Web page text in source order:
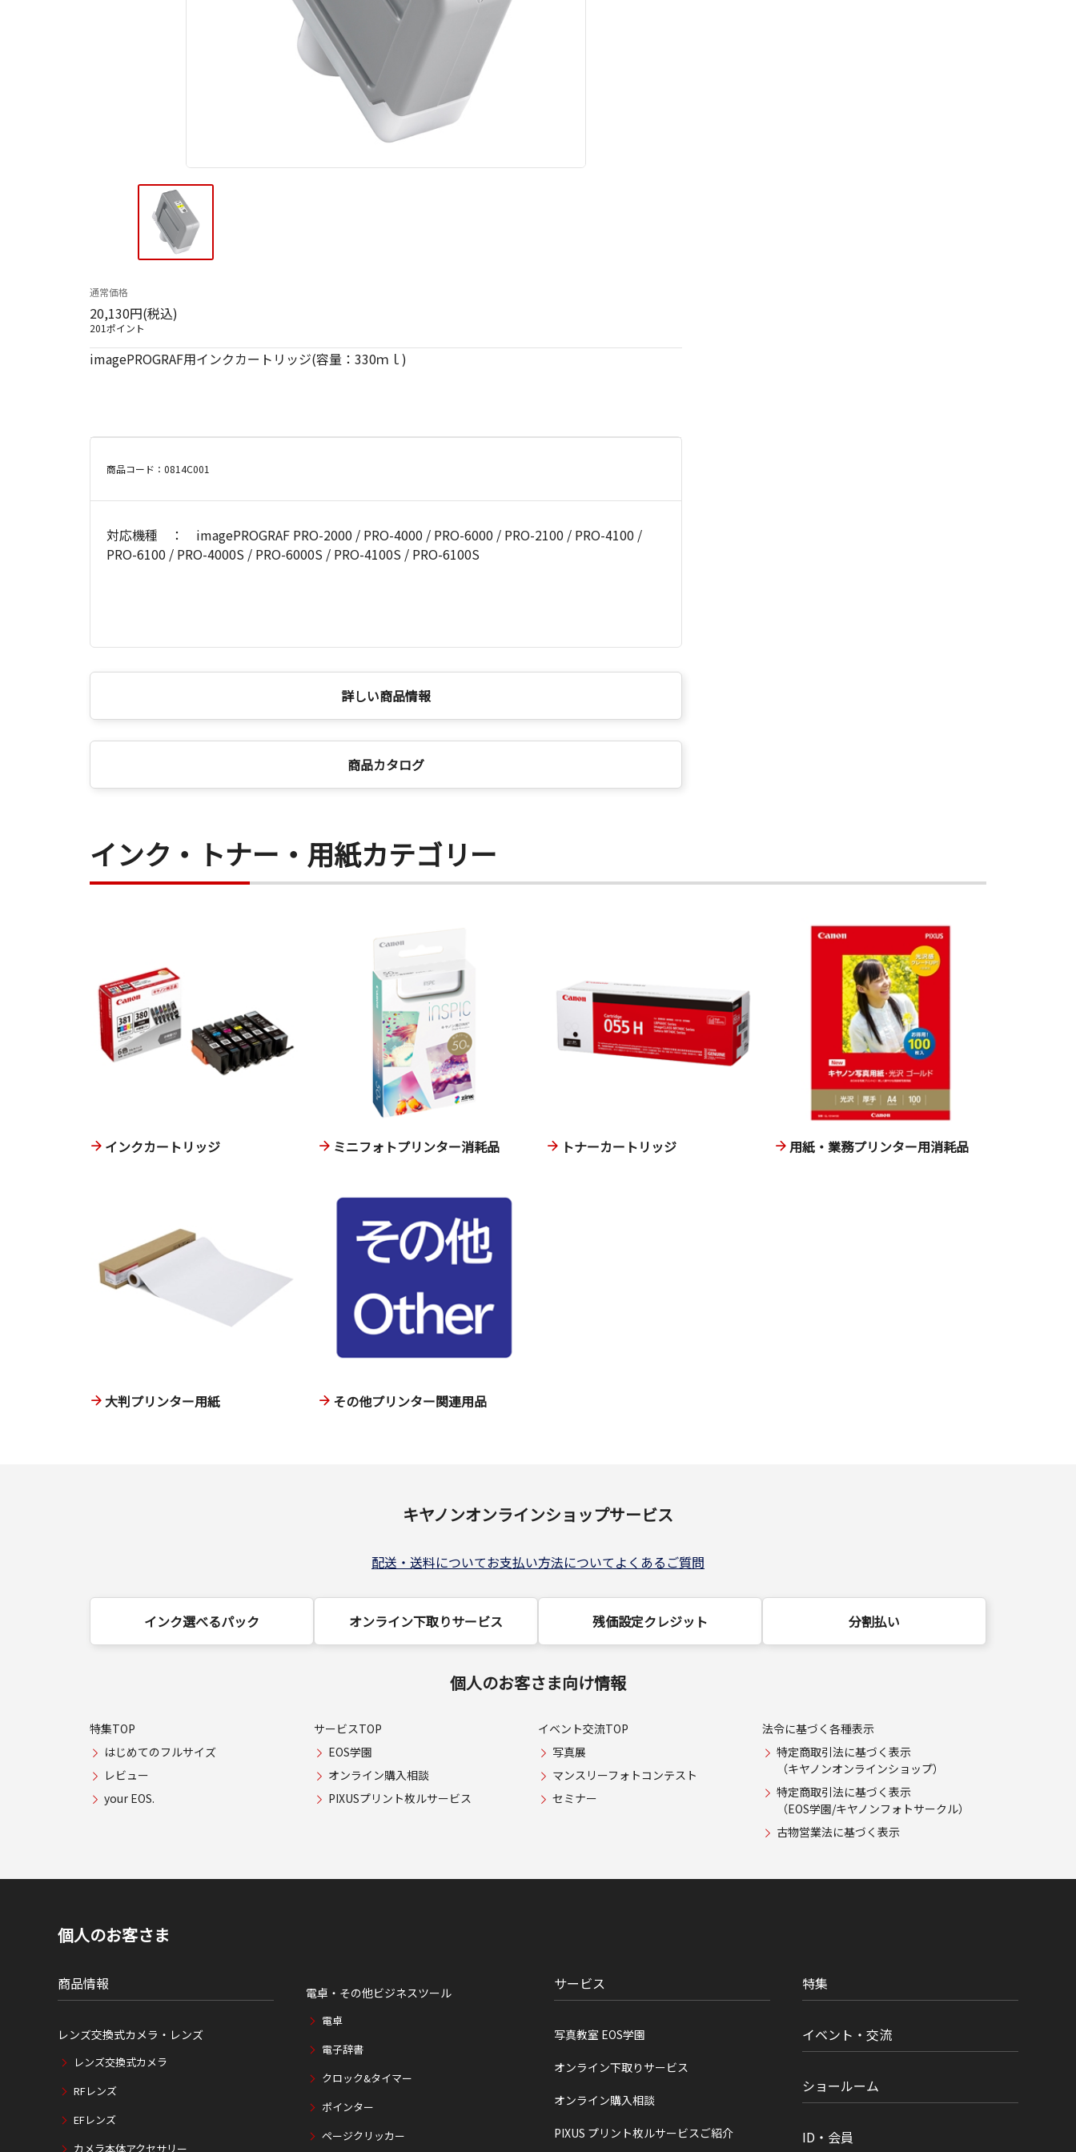
通常価格
20,130円(税込)
201ポイント
imagePROGRAF用インクカートリッジ(容量：330ｍｌ)
商品コード：0814C001
対応機種 ： imagePROGRAF PRO-2000 / PRO-4000 / PRO-6000 / PRO-2100 / PRO-4100 /
PRO-6100 / PRO-4000S / PRO-6000S / PRO-4100S / PRO-6100S
詳しい商品情報
商品カタログ
インク・トナー・用紙カテゴリー
インクカートリッジ ミニフォトプリンター消耗品 トナーカートリッジ 用紙・業務プリンター用消耗品
大判プリンター用紙 その他プリンター関連用品
キヤノンオンラインショップサービス
配送・送料についてお支払い方法についてよくあるご質問
インク選べるパック オンライン下取りサービス 残価設定クレジット 分割払い
個人のお客さま向け情報
特集TOP
はじめてのフルサイズ
レビュー
your EOS.
サービスTOP
EOS学園
オンライン購入相談
PIXUSプリント枚ルサービス
イベント交流TOP
写真展
マンスリーフォトコンテスト
セミナー
法令に基づく各種表示
特定商取引法に基づく表示
（キヤノンオンラインショップ）
特定商取引法に基づく表示
（EOS学園/キヤノンフォトサークル）
古物営業法に基づく表示
個人のお客さま
商品情報
レンズ交換式カメラ・レンズ
レンズ交換式カメラ
RFレンズ
EFレンズ
カメラ本体アクセサリー
電卓・その他ビジネスツール
電卓
電子辞書
クロック&タイマー
ポインター
ページクリッカー
サービス
写真教室 EOS学園
オンライン下取りサービス
オンライン購入相談
PIXUS プリント枚ルサービスご紹介
特集
イベント・交流
ショールーム
ID・会員